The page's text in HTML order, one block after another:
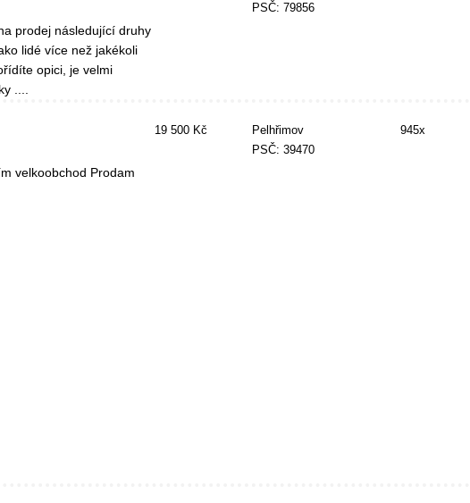
prodej následující druhy
lidé více než jakékoli
opici, je velmi
....
PSČ: 79856
velkoobchod Prodam
19 500 Kč
Pelhřimov
PSČ: 39470
945x